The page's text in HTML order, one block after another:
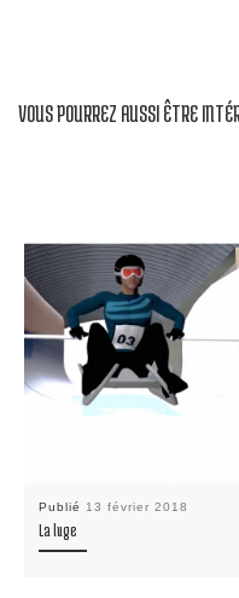
VOUS POURREZ AUSSI ÊTRE
Publié 13 février 2018
La luge